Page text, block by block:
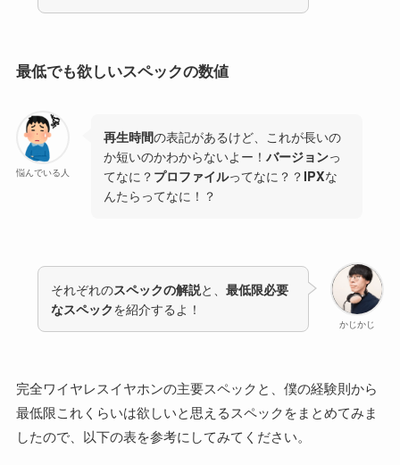
最低でも欲しいスペックの数値
悩んでいる人
再生時間の表記があるけど、これが長いの
か短いのかわからないよー！バージョンっ
てなに？ プロファイルってなに？？ IPXな
んたらってなに！？
かじかじ
それぞれのスペックの解説と、最低限必要
なスペックを紹介するよ！
完全ワイヤレスイヤホンの主要スペックと、僕の経験則から
最低限これくらいは欲しいと思えるスペックをまとめてみま
したので、以下の表を参考にしてみてください。